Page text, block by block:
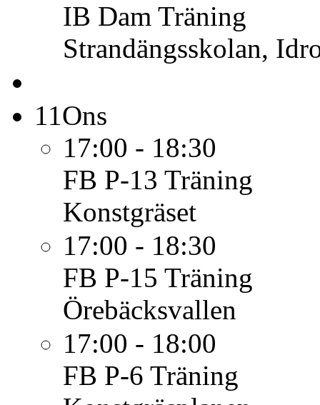
IB Dam Träning
Strandängsskolan,
11Ons
17:00 - 18:30
FB P-13 Träning
Konstgräset
17:00 - 18:30
FB P-15 Träning
Örebäcksvallen
17:00 - 18:00
FB P-6 Träning